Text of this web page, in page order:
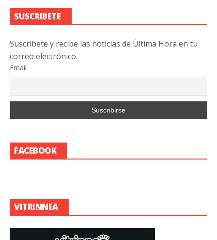
SUSCRIBETE
Suscribete y recibe las noticias de Última Hora en tu
correo electrónico.
Email
FACEBOOK
VITRINNEA